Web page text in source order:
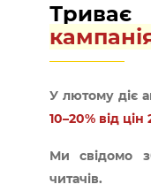
У лютому діє
10–20% від
Ми свідомо
читачів.